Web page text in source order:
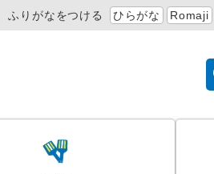
ふりがなをつける ひらがな Romaji